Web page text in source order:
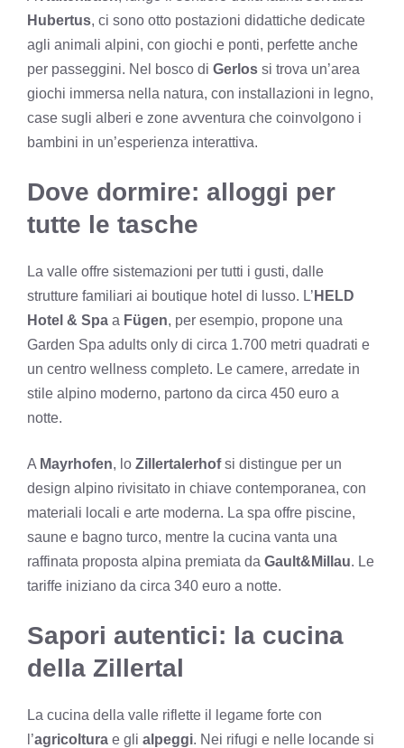
Hubertus, ci sono otto postazioni didattiche dedicate
agli animali alpini, con giochi e ponti, perfette anche
per passeggini. Nel bosco di Gerlos si trova un’area
giochi immersa nella natura, con installazioni in legno,
case sugli alberi e zone avventura che coinvolgono i
bambini in un’esperienza interattiva.
Dove dormire: alloggi per
tutte le tasche
La valle offre sistemazioni per tutti i gusti, dalle
strutture familiari ai boutique hotel di lusso. L’ HELD
Hotel & Spa a Fügen, per esempio, propone una
Garden Spa adults only di circa 1.700 metri quadrati e
un centro wellness completo. Le camere, arredate in
stile alpino moderno, partono da circa 450 euro a
notte.
A Mayrhofen, lo Zillertalerhofsi distingue per un
design alpino rivisitato in chiave contemporanea, con
materiali locali e arte moderna. La spa offre piscine,
saune e bagno turco, mentre la cucina vanta una
raffinata proposta alpina premiata da Gault&Millau. Le
tariffe iniziano da circa 340 euro a notte.
Sapori autentici: la cucina
della Zillertal
La cucina della valle riflette il legame forte con
l’agricoltura e gli alpeggi. Nei rifugi e nelle locande si